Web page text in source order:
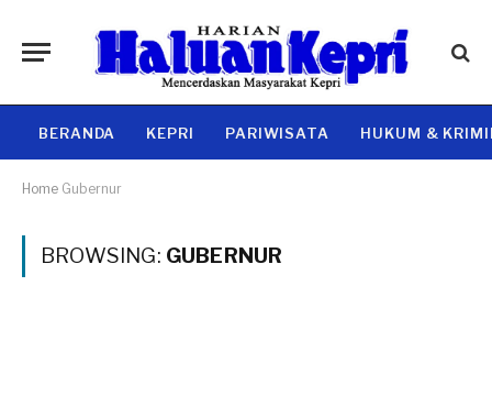
BERANDA KEPRI PARIWISATA HUKUM &
Home Gubernur
BROWSING: GUBERNUR